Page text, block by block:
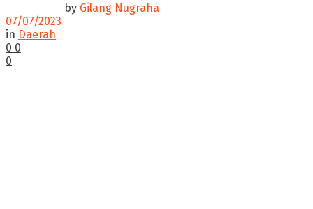
by Gilang Nugraha
07/07/2023
in Daerah
0 0
0